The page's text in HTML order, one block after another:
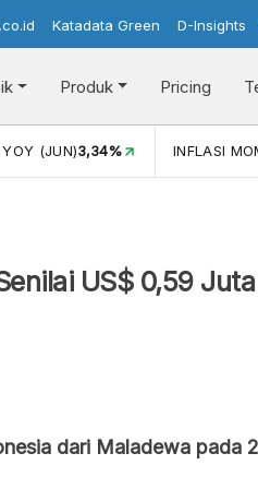
Katadata Green D-Insights
Produk Pricing
YOY (JUN)3,34% INFLASI
US$ 0,59
dari Maladewa pada